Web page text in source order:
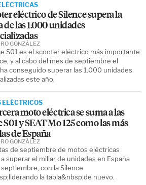
eléctrico de Silence supera la
de las 1.000 unidades
S01 es el scooter eléctrico más importante
y al cabo del mes de septiembre el
conseguido superar las 1.000 unidades
este año.
GONZÁLEZ
ELÉCTRICOS
moto eléctrica se suma a las
S01 y SEAT Mo 125 como las más
de España
de septiembre de motos eléctricas
superar el millar de unidades en España
con la Silence
la tabla&nbsp;de nuevo.
GONZÁLEZ